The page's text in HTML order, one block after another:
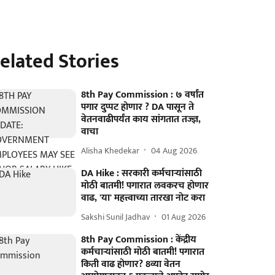
Stories
8th Pay Commission : ७ वर्षांत
पगार दुप्पट होणार ? DA पासून ते
वेतनवाढीपर्यंत काय सांगतात तज्ज्ञ,
वाचा
Alisha Khedekar 04 Aug 2026
DA Hike : सरकारी कर्मचाऱ्यांसाठी
मोठी बातमी! पगारात लवकरच होणार
वाढ, 'या' महत्त्वाच्या तारखा नोट करा
Sakshi Sunil Jadhav 01 Aug 2026
8th Pay Commission : केंद्रीय
कर्मचाऱ्यांसाठी मोठी बातमी! पगारात
किती वाढ होणार? 8व्या वेतन